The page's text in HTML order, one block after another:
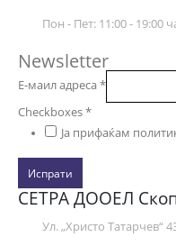
Пон - Пет: 11:00 - 19:00
Newsletter
Е-маил адреса*
Checkboxes*
Ја прифаќам
Испрати
СЕТРА ДООЕЛ
Ул. „Христо Татарчев“